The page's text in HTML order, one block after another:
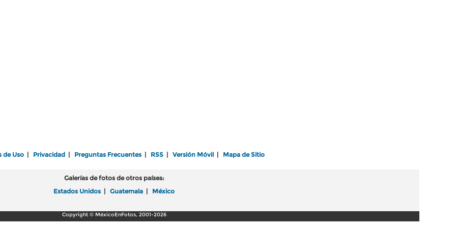
de Uso Privacidad Preguntas Frecuentes RSS Versión Móvil Mapa de Sitio
Galerías de fotos de otros países:
Estados Unidos
Guatemala México
Copyright © MéxicoEnFotos, 2001-2026